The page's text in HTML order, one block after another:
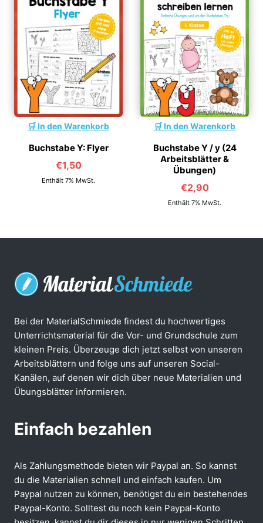
In den Warenkorb
Buchstabe Y: Flyer
€1,50
Enthält 7% MwSt.
In den Warenkorb
Buchstabe Y / y (24
Arbeitsblätter &
Übungen)
€2,90
Enthält 7% MwSt.
Bei der MaterialSchmiede findest du hochwertiges
Unterrichtsmaterial für die Vor- und Grundschule zum
kleinen Preis. Überzeuge dich jetzt selbst von unseren
Arbeitsblättern und folge uns auf unseren Social-
Kanälen, auf denen wir dich über neue Materialien und
Übungsblätter informieren.
Einfach bezahlen
Als Zahlungsmethode bieten wir Paypal an. So kannst
du die Materialien schnell und einfach kaufen. Um
Paypal nutzen zu können, benötigst du ein bestehendes
Paypal-Konto. Solltest du noch kein Paypal-Konto